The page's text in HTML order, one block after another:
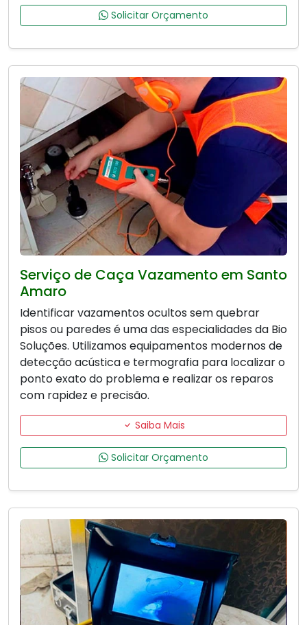
Solicitar Orçamento
Serviço de Caça Vazamento em Santo
Amaro
Identificar vazamentos ocultos sem quebrar
pisos ou paredes é uma das especialidades da Bio
Soluções. Utilizamos equipamentos modernos de
detecção acústica e termografia para localizar o
ponto exato do problema e realizar os reparos
com rapidez e precisão.
Saiba Mais
Solicitar Orçamento